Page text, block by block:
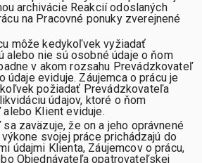
archivácie Reakcií odoslaných
na Pracovné ponuky zverejnené
môže kedykoľvek vyžiadať
alebo nie sú osobné údaje o ňom
v akom rozsahu Prevádzkovateľ
údaje eviduje. Záujemca o prácu je
požiadať Prevádzkovateľa
údajov, ktoré o ňom
Klient eviduje.
zaväzuje, že on a jeho oprávnené
svojej práce prichádzajú do
údajmi Klienta, Záujemcov o prácu,
Objednávateľa opatrovateľskej